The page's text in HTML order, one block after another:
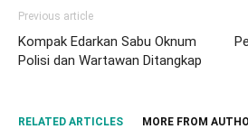
Previous article
Kompak Edarkan Sabu Oknum
Polisi dan Wartawan Ditangkap
RELATED ARTICLES MORE FROM